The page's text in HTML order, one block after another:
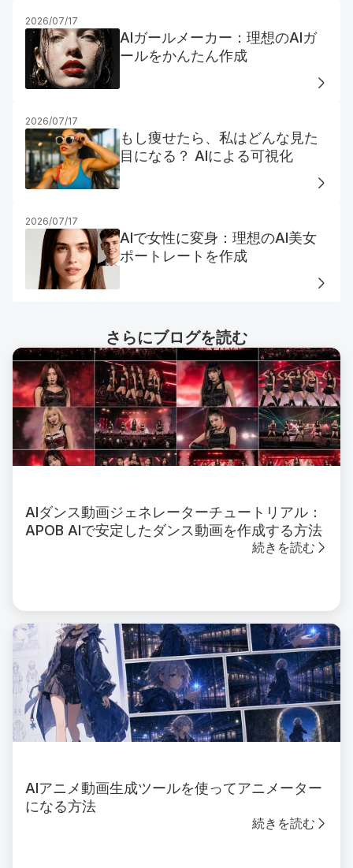
2026/07/17
AIガールメーカー：理想のAIガ
ールをかんたん作成
2026/07/17
もし痩せたら、私はどんな見た
目になる？ AIによる可視化
2026/07/17
AIで女性に変身：理想のAI美女
ポートレートを作成
さらにブログを読む
AIダンス動画ジェネレーターチュートリアル：
APOB AIで安定したダンス動画を作成する方法
続きを読む
AIアニメ動画生成ツールを使ってアニメーター
になる方法
続きを読む